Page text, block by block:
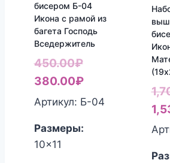
бисером Б-04
Икона с рамой из
багета Господь
Вседержитель
450.00₽
цена
составляла
380.00₽Текущая
цена:
Артикул: Б-04
Размеры:
10x11